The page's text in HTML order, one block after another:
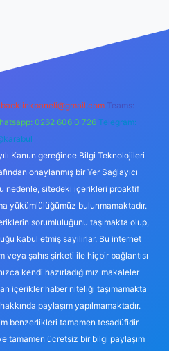
backlinkpaneli@gmail.com Teams:
0262 606 0 726 Telegram:
Kanun gereğince Bilgi Teknolojileri
onaylanmış bir Yer Sağlayıcı
nedenle, sitedeki içerikleri proaktif
yükümlülüğümüz bulunmamaktadır.
sorumluluğunu taşımakta olup,
kabul etmiş sayılırlar. Bu internet
veya şahıs şirketi ile hiçbir bağlantısı
kendi hazırladığımız makaleler
içerikler haber niteliği taşımamakta
paylaşım yapılmamaktadır.
benzerlikleri tamamen tesadüfidir.
tamamen ücretsiz bir bilgi paylaşım